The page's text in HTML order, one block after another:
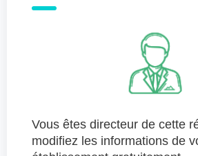
Vous êtes directeur de cette
modifiez les informations de